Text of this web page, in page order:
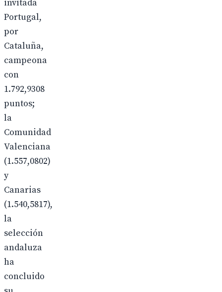
invitada
Portugal,
por
Cataluña,
campeona
con
1.792,9308
puntos;
la
Comunidad
Valenciana
(1.557,0802)
y
Canarias
(1.540,5817),
la
selección
andaluza
ha
concluido